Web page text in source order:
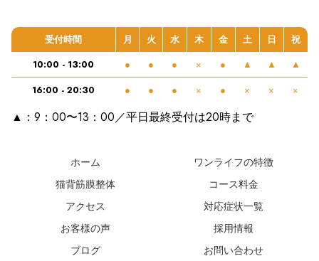
受付時間 月 火 水 木 金 土 日
祝
10:00 - 13:00
● ● ● × ● ▲ ▲
▲
16:00 - 20:30
● ● ● × ● × × ×
▲：9：00〜13：00／平日最終受付は20時まで
ホーム
ワンライフの特徴
猫背筋膜整体
コース料金
アクセス
対応症状一覧
お客様の声
採用情報
ブログ
お問い合わせ